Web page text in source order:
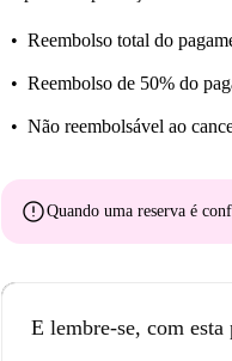
Reembolso total do
Reembolso de 50% do
Não reembolsável ao
errorQuando uma reserva é
E lembre-se, com esta